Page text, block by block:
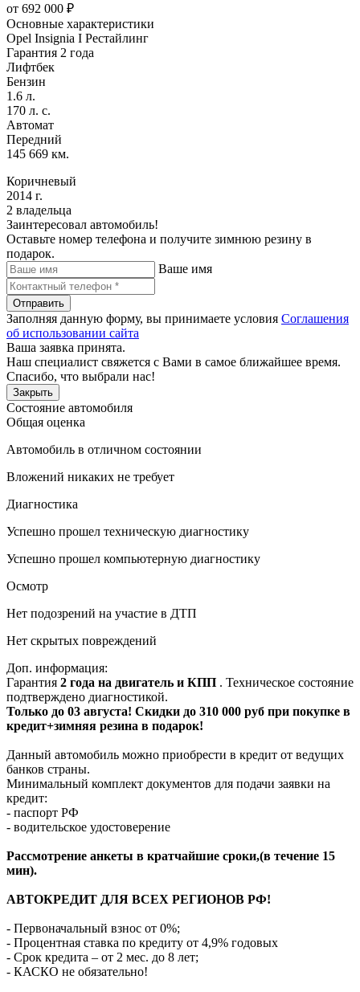
от 692 000 ₽
Основные характеристики
Opel Insignia I Рестайлинг
Гарантия 2 года
Лифтбек
Бензин
1.6 л.
170 л. с.
Автомат
Передний
145 669 км.
Коричневый
2014 г.
2 владельца
Заинтересовал автомобиль!
Оставьте номер телефона и получите зимнюю резину в
подарок.
Ваше имя
Отправить
Заполняя данную форму, вы принимаете условия Соглашения
об использовании сайта
Ваша заявка принята.
Наш специалист свяжется с Вами в самое ближайшее время.
Спасибо, что выбрали нас!
Закрыть
Состояние автомобиля
Общая оценка
Автомобиль в отличном состоянии
Вложений никаких не требует
Диагностика
Успешно прошел техническую диагностику
Успешно прошел компьютерную диагностику
Осмотр
Нет подозрений на участие в ДТП
Нет скрытых повреждений
Доп. информация:
Гарантия 2 года на двигатель и КПП . Техническое состояние
подтверждено диагностикой.
Только до 03 августа! Скидки до 310 000 руб при покупке в
кредит+зимняя резина в подарок!
Данный автомобиль можно приобрести в кредит от ведущих
банков страны.
Минимальный комплект документов для подачи заявки на
кредит:
- паспорт РФ
- водительское удостоверение
Рассмотрение анкеты в кратчайшие сроки,(в течение 15
мин).
АВТОКРЕДИТ ДЛЯ ВСЕХ РЕГИОНОВ РФ!
- Первоначальный взнос от 0%;
- Процентная ставка по кредиту от 4,9% годовых
- Срок кредита – от 2 мес. до 8 лет;
- КАСКО не обязательно!